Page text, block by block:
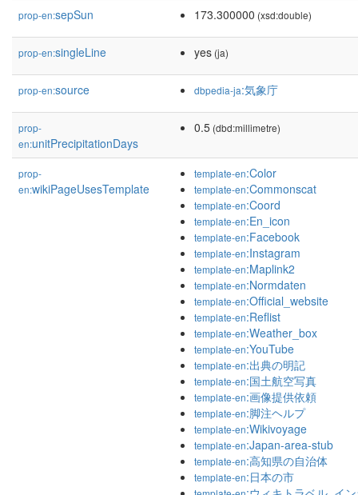
prop-en:sepSun 173.300000 (xsd:double)
prop-en:singleLine yes (ja)
prop-en:source dbpedia-ja:気象庁
prop-
en:unitPrecipitationDays
0.5 (dbd:millimetre)
prop-
en:wikiPageUsesTemplate
template-en:Color
template-en:Commonscat
template-en:Coord
template-en:En_icon
template-en:Facebook
template-en:Instagram
template-en:Maplink2
template-en:Normdaten
template-en:Official_website
template-en:Reflist
template-en:Weather_box
template-en:YouTube
template-en:出典の明記
template-en:国土航空写真
template-en:画像提供依頼
template-en:脚注ヘルプ
template-en:Wikivoyage
template-en:Japan-area-stub
template-en:高知県の自治体
template-en:日本の市